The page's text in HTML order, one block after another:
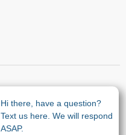
Hi there, have a question?
Text us here. We will respond
ASAP.